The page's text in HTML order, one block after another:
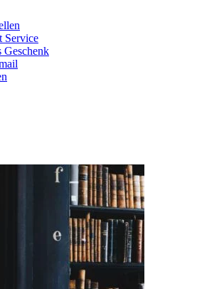
Service
Geschenk